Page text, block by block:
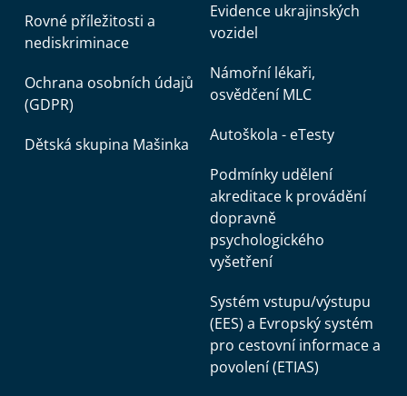
Rovné příležitosti a
nediskriminace
Ochrana osobních údajů
(GDPR)
Dětská skupina Mašinka
Evidence ukrajinských
vozidel
Námořní lékaři,
osvědčení MLC
Autoškola - eTesty
Podmínky udělení
akreditace k provádění
dopravně
psychologického
vyšetření
Systém vstupu/výstupu
(EES) a Evropský systém
pro cestovní informace a
povolení (ETIAS)